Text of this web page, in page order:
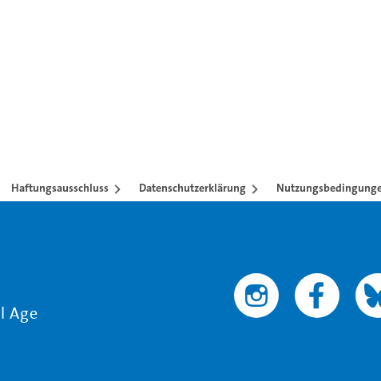
Haftungsausschluss Datenschutzerklärung
Age